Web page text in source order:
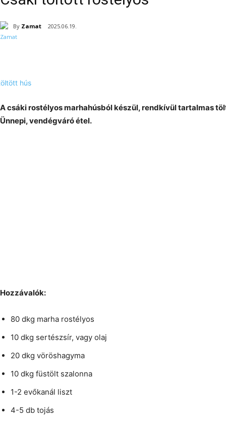
By Zamat 2025.06.19.
A csáki rostélyos marhahúsból készül, rendkívül tartalmas
Ünnepi, vendégváró étel.
Hozzávalók:
80 dkg marha rostélyos
10 dkg sertészsír, vagy olaj
20 dkg vöröshagyma
10 dkg füstölt szalonna
1-2 evőkanál liszt
4-5 db tojás